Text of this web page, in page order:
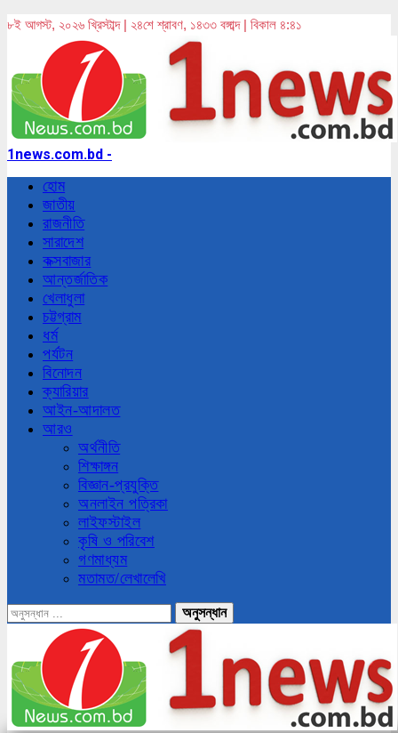
৮ই আগস্ট, ২০২৬ খ্রিস্টাব্দ | ২৪শে শ্রাবণ, ১৪৩৩ বঙ্গাব্দ | বিকাল ৪:৪১
1news.com.bd -
হোম
জাতীয়
রাজনীতি
সারাদেশ
কক্সবাজার
আন্তর্জাতিক
খেলাধুলা
চট্টগ্রাম
ধর্ম
পর্যটন
বিনোদন
ক্যারিয়ার
আইন-আদালত
আরও
অর্থনীতি
শিক্ষাঙ্গন
বিজ্ঞান-প্রযুক্তি
অনলাইন পত্রিকা
লাইফস্টাইল
কৃষি ও পরিবেশ
গণমাধ্যম
মতামত/লেখালেখি